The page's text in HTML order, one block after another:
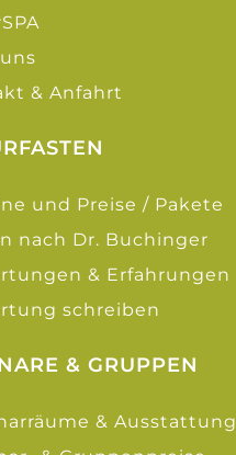
& Anfahrt
und Preise / Pakete
nach Dr. Buchinger
& Erfahrungen
schreiben
& GRUPPEN
& Ausstattung